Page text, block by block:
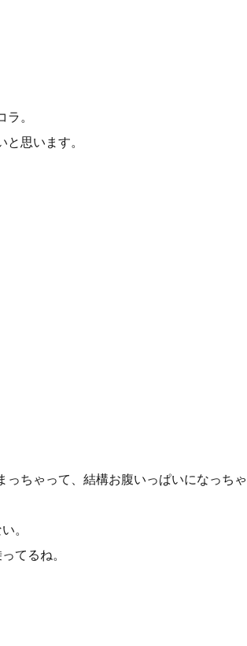
。
思います。
ちゃって、結構お腹いっぱいになっち
。
てるね。